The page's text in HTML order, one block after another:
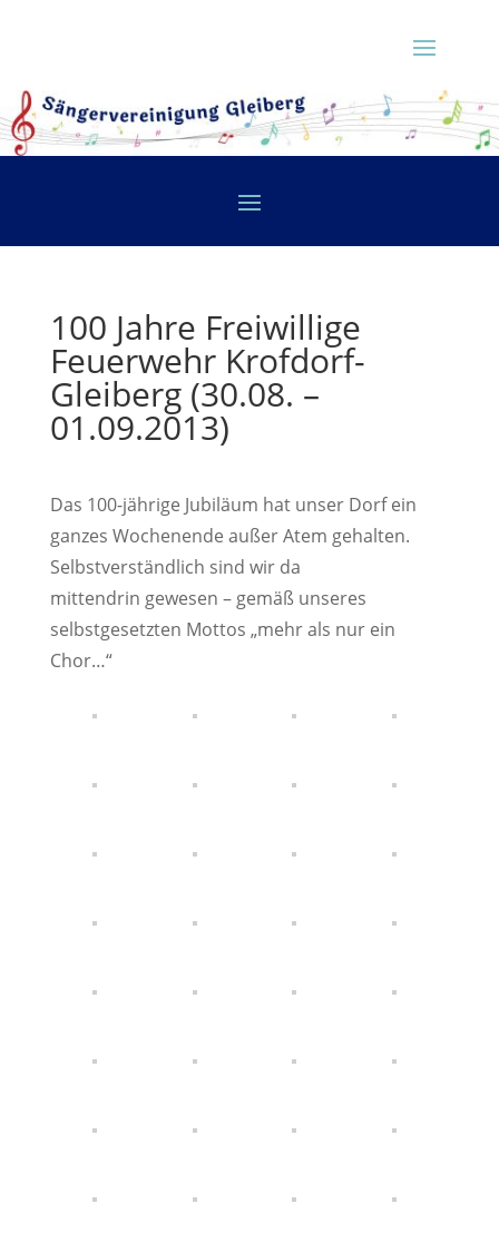
100 Jahre Freiwillige
Feuerwehr Krofdorf-
Gleiberg (30.08. –
01.09.2013)
Das 100-jährige Jubiläum hat unser Dorf ein
ganzes Wochenende außer Atem gehalten.
Selbstverständlich sind wir da
mittendrin gewesen – gemäß unseres
selbstgesetzten Mottos „mehr als nur ein
Chor…“